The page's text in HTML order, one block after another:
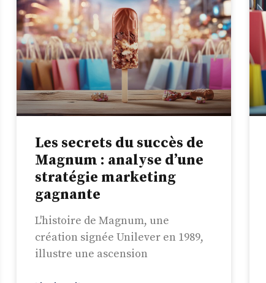
Les secrets du succès de
Magnum : analyse d’une
stratégie marketing
gagnante
L'histoire de Magnum, une
création signée Unilever en 1989,
illustre une ascension